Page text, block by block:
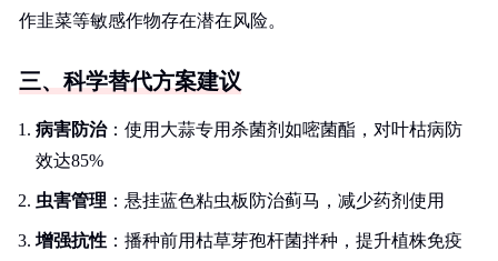
作韭菜等敏感作物存在潜在风险。
三、科学替代方案建议
病害防治：使用大蒜专用杀菌剂如嘧菌酯，对叶枯病防
效达85%
虫害管理 ：悬挂蓝色粘虫板防治蓟马，减少药剂使用
增强抗性 ：播种前用枯草芽孢杆菌拌种，提升植株免疫